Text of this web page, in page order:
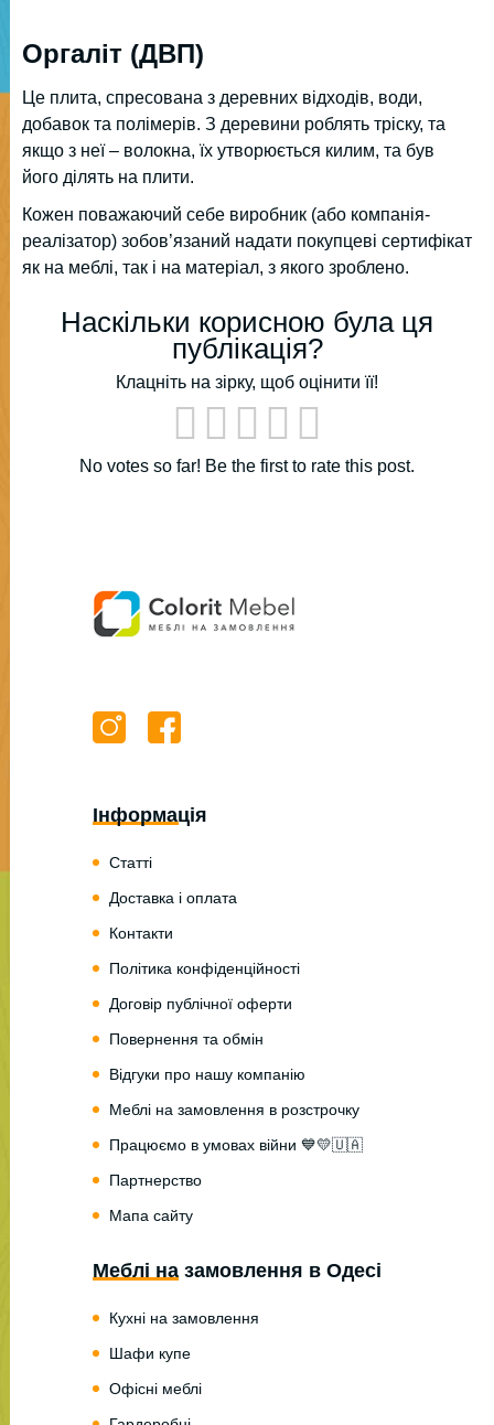
Оргаліт (ДВП)
Це плита, спресована з деревних відходів, води,
добавок та полімерів. З деревини роблять тріску, та
якщо з неї – волокна, їх утворюється килим, та був
його ділять на плити.
Кожен поважаючий себе виробник (або компанія-
реалізатор) зобов’язаний надати покупцеві сертифікат
як на меблі, так і на матеріал, з якого зроблено.
Наскільки корисною була ця
публікація?
Клацніть на зірку, щоб оцінити її!
No votes so far! Be the first to rate this post.
Інформація
Статті
Доставка і оплата
Контакти
Політика конфіденційності
Договір публічної оферти
Повернення та обмін
Відгуки про нашу компанію
Меблі на замовлення в розстрочку
Працюємо в умовах війни 💙💛🇺🇦
Партнерство
Мапа сайту
Меблі на замовлення в Одесі
Кухні на замовлення
Шафи купе
Офісні меблі